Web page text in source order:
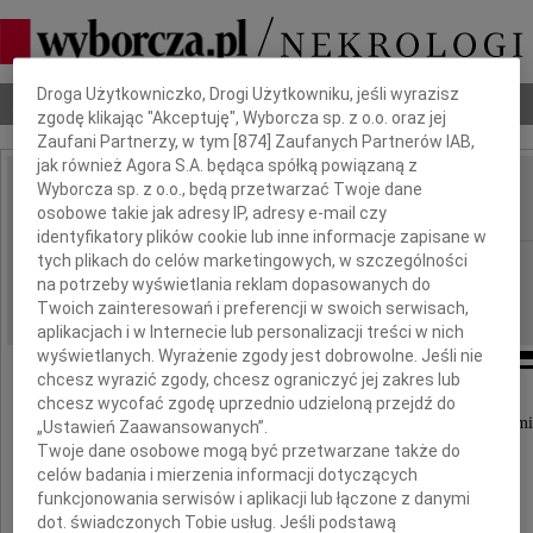
Nekrologi Odeszli Poradnik pogrzebowy
IMIĘ I NAZWISKO: Stanisław Kurek
REGION: Warszawa
DATA EMISJI: 22.05.2026
Z głębokim smutkiem przyjęliśmy wiadomość o
Pana Mgr.
Stanisława Kurka
Dbamy o Twoją prywatność
Droga Użytkowniczko, Drogi Użytkowniku, jeśli wyrazisz
zgodę klikając "Akceptuję", Wyborcza sp. z o.o. oraz jej
Zaufani Partnerzy, w tym [874] Zaufanych Partnerów IAB,
jak również Agora S.A. będąca spółką powiązaną z
Wyborcza sp. z o.o., będą przetwarzać Twoje dane
osobowe takie jak adresy IP, adresy e-mail czy
identyfikatory plików cookie lub inne informacje zapisane w
tych plikach do celów marketingowych, w szczególności
na potrzeby wyświetlania reklam dopasowanych do
Twoich zainteresowań i preferencji w swoich serwisach,
aplikacjach i w Internecie lub personalizacji treści w nich
wyświetlanych. Wyrażenie zgody jest dobrowolne. Jeśli nie
chcesz wyrazić zgody, chcesz ograniczyć jej zakres lub
chcesz wycofać zgodę uprzednio udzieloną przejdź do
„Ustawień Zaawansowanych”.
Twoje dane osobowe mogą być przetwarzane także do
celów badania i mierzenia informacji dotyczących
funkcjonowania serwisów i aplikacji lub łączone z danymi
dot. świadczonych Tobie usług. Jeśli podstawą